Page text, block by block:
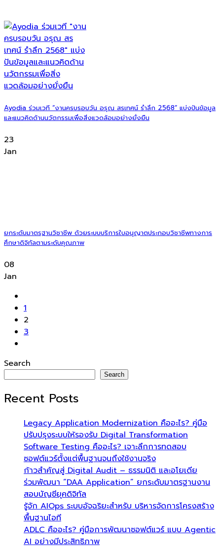
Ayodia ร่วมเวที “งานครบรอบวัน อรุณ สรเทศน์ รำลึก 2568” แบ่งปันข้อมูล
และแนวคิดด้านนวัตกรรมเพื่อสิ่งแวดล้อมอย่างยั่งยืน
23
Jan
ยกระดับมาตรฐานวิชาชีพ ด้วยระบบบริการใบอนุญาตประกอบวิชาชีพทางการ
ศึกษาดิจิทัลตามระดับคุณภาพ
08
Jan
1
2
3
Search
Search
Recent Posts
Legacy Application Modernization คืออะไร? คู่มือ
ปรับปรุงระบบให้รองรับ Digital Transformation
Software Testing คืออะไร? เจาะลึกการทดสอบ
ซอฟต์แวร์ตั้งแต่พื้นฐานจนถึงใช้งานจริง
ก้าวสำคัญสู่ Digital Audit – ธรรมนิติ และอโยเดีย
ร่วมพัฒนา “DAA Application” ยกระดับมาตรฐานงาน
สอบบัญชียุคดิจิทัล
รู้จัก AIOps ระบบอัจฉริยะสำหรับ บริหารจัดการโครงสร้าง
พื้นฐานไอที
ADLC คืออะไร? คู่มือการพัฒนาซอฟต์แวร์ แบบ Agentic
AI อย่างมีประสิทธิภาพ